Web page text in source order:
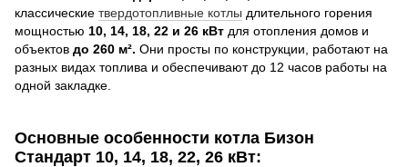
классические твердотопливные котлы длительного горения
мощностью 10, 14, 18, 22 и 26 кВт для отопления домов и
объектов до 260 м². Они просты по конструкции, работают на
разных видах топлива и обеспечивают до 12 часов работы на
одной закладке.
Основные особенности котла Бизон
Стандарт 10, 14, 18, 22, 26 кВт: